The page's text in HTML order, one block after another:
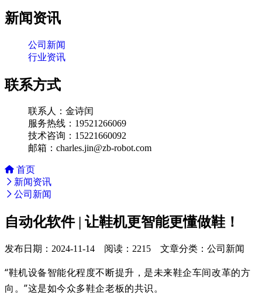
新闻资讯
公司新闻
行业资讯
联系方式
联系人：金诗闰
服务热线：19521266069
技术咨询：15221660092
邮箱：charles.jin@zb-robot.com
首页
新闻资讯
公司新闻
自动化软件 | 让鞋机更智能更懂做鞋！
发布日期：2024-11-14 阅读：2215 文章分类：公司新闻
“鞋机设备智能化程度不断提升，是未来鞋企车间改革的方
向。”这是如今众多鞋企老板的共识。